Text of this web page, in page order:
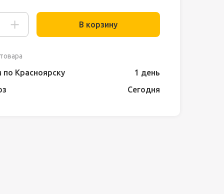
В корзину
Красноярску
1 день
Сегодня